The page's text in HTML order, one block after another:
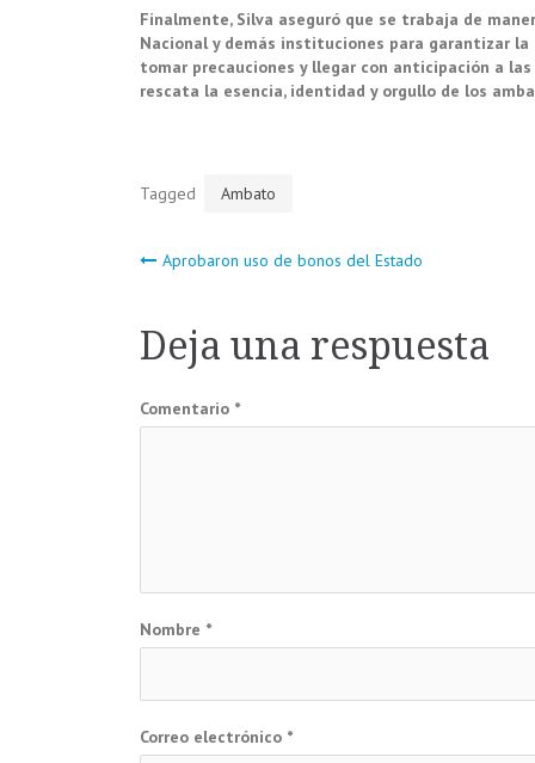
Finalmente, Silva aseguró que se trabaja de
Nacional y demás instituciones para garantizar
tomar precauciones y llegar con anticipación a
rescata la esencia, identidad y orgullo de los
Tagged Ambato
Navegación
de
entradas
Aprobaron uso de bonos del Estado
Deja una respuesta
Comentario *
Nombre *
Correo electrónico *